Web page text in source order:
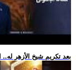
.. بعد تكريم شيخ الأزهر